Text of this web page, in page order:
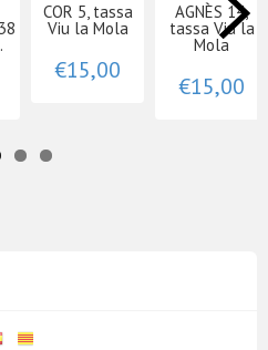
COR 5, tassa
Viu la Mola
€15,00
AGNÈS 14,
tassa Viu la
Mola
€15,00